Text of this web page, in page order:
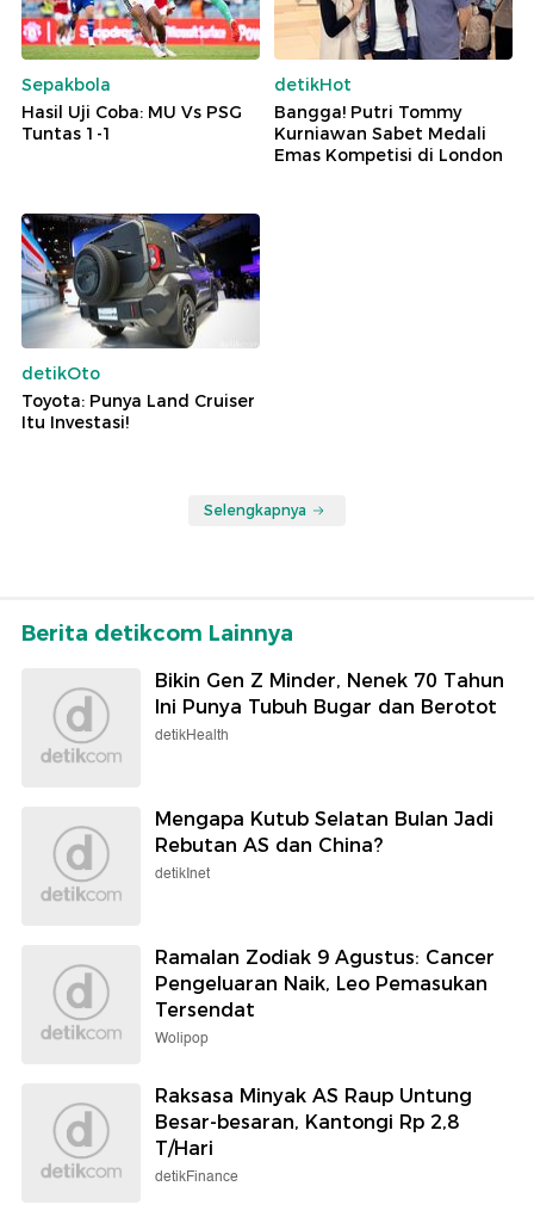
Sepakbola
Hasil Uji Coba: MU Vs PSG
Tuntas 1-1
detikHot
Bangga! Putri Tommy
Kurniawan Sabet Medali
Emas Kompetisi di London
detikOto
Toyota: Punya Land Cruiser
Itu Investasi!
Selengkapnya
Berita detikcom Lainnya
Bikin Gen Z Minder, Nenek 70 Tahun
Ini Punya Tubuh Bugar dan Berotot
detikHealth
Mengapa Kutub Selatan Bulan Jadi
Rebutan AS dan China?
detikInet
Ramalan Zodiak 9 Agustus: Cancer
Pengeluaran Naik, Leo Pemasukan
Tersendat
Wolipop
Raksasa Minyak AS Raup Untung
Besar-besaran, Kantongi Rp 2,8
T/Hari
detikFinance